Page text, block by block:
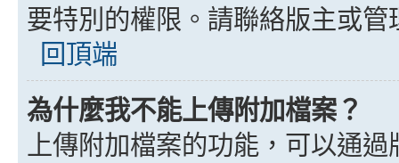
要特別的權限。請聯絡版主或管
回頂端
為什麼我不能上傳附加檔案？
上傳附加檔案的功能，可以通